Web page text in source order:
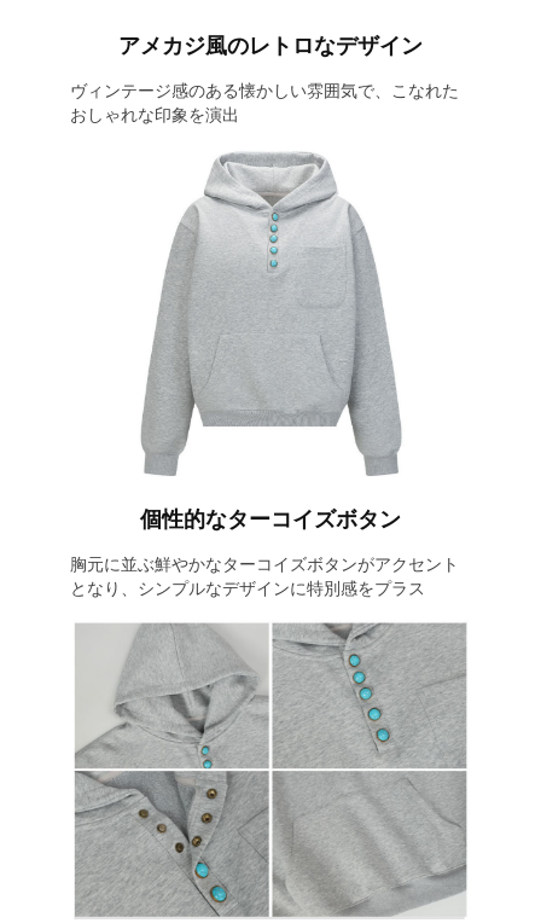
アメカジ風のレトロなデザイン
ヴィンテージ感のある懐かしい雰囲気で、こなれた
おしゃれな印象を演出
個性的なターコイズボタン
胸元に並ぶ鮮やかなターコイズボタンがアクセント
となり、シンプルなデザインに特別感をプラス